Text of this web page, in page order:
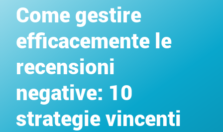
Come gestire
efficacemente le
recensioni
negative: 10
strategie vincenti